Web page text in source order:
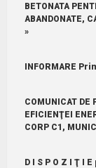
BETONATA
ABANDONATE,
»
INFORMARE
COMUNICAT DE
EFICIENŢEI
CORP C1,
D I S P O Z I Ţ I